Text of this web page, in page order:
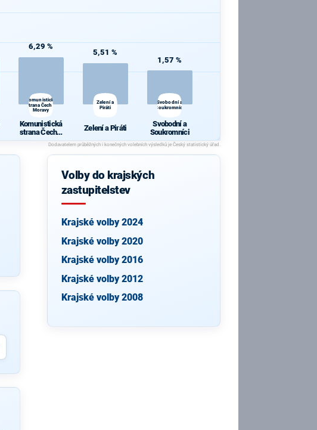
6,29 %
Komunistická
strana Čech a
Moravy
Komunistická
strana Čech a
Moravy
5,51 %
Zelení a
Piráti
Zelení a Piráti
1,57 %
Svobodní a
Soukromníci
Svobodní a
Soukromníci
Volby do krajských
zastupitelstev
Krajské volby 2024
Krajské volby 2020
Krajské volby 2016
Krajské volby 2012
Krajské volby 2008